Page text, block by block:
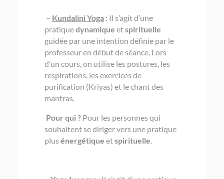
– Kundalini Yoga: Il s’agit d’une
pratiquedynamique etspirituelle
guidée par une intention définie par le
professeur en début de séance. Lors
d’un cours, on utilise les postures, les
respirations, les exercices de
purification (Kriyas) et le chant des
mantras.
Pour qui ?Pour les personnes qui
souhaitent se diriger vers une pratique
plusénergétique etspirituelle.